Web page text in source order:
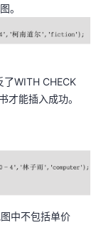
。
WITH CHECK
能插入成功。
中不包括单价